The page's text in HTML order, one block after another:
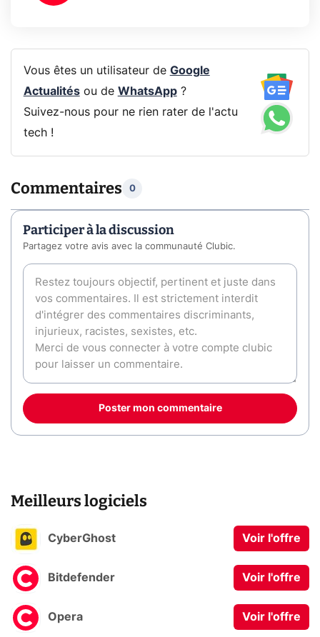
Vous êtes un utilisateur de Google
Actualitésou de WhatsApp?
Suivez-nous pour ne rien rater de l'actu
tech !
Commentaires 0
Participer à la discussion
Partagez votre avis avec la communauté Clubic.
Poster mon commentaire
Meilleurs logiciels
CyberGhost Voir l'offre
Bitdefender Voir l'offre
Opera Voir l'offre